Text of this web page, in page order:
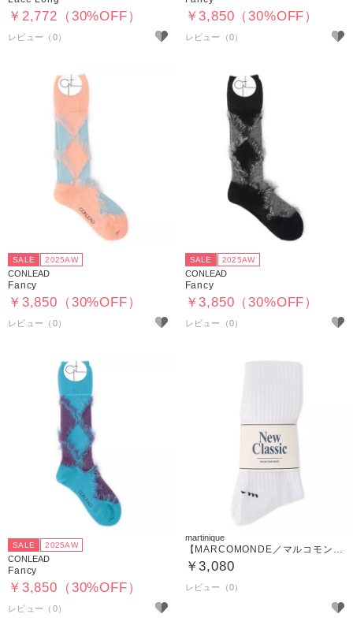
￥2,772（30%OFF） ￥3,850（30%OFF）
SALE 2025AW
CONLEAD
Fancy
￥3,850（30%OFF）
SALE 2025AW
CONLEAD
Fancy
￥3,850（30%OFF）
SALE 2025AW
CONLEAD
Fancy
￥3,850（30%OFF）
martinique
【MARCOMONDE／マルコモンド】EX pile socks
￥3,080